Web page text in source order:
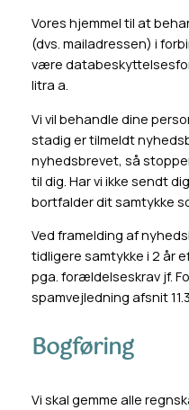
Vores hjemmel til at
(dvs. mailadressen) i
være
litra a.
Vi vil behandle dine
stadig er tilmeldt
nyhedsbrevet, så
til dig. Har vi ikke sendt
bortfalder dit samtykke
Ved framelding af
tidligere samtykke i 2 år
pga. forældelseskrav jf.
spamvejledning afsnit
Bogføring
Vi skal gemme alle